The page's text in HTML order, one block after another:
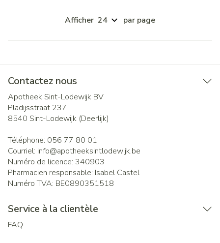
Afficher par page
Contactez nous
Apotheek Sint-Lodewijk BV
Pladijsstraat 237
8540 Sint-Lodewijk (Deerlijk)
Téléphone: 056 77 80 01
Courriel: info@apotheeksintlodewijk.be
Numéro de licence: 340903
Pharmacien responsable: Isabel Castel
Numéro TVA: BE0890351518
Service à la clientèle
FAQ